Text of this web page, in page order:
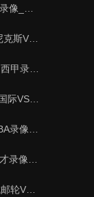
像【
之星 N
场录像
FC录像
场录像
场录像
篮网录